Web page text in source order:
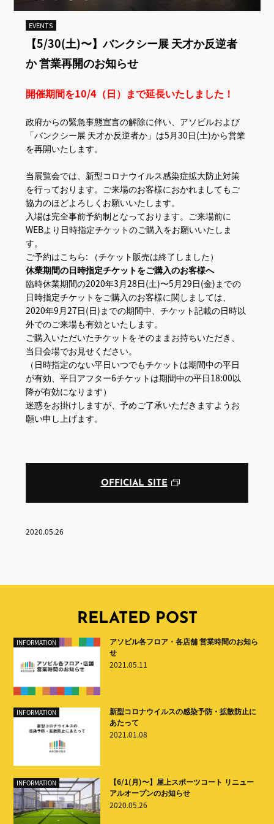
EVENTS
【5/30(土)〜】バンクシー展 天才か反逆者
か 営業再開のお知らせ
開催期間を10/4（日）まで延長いたしました！
政府からの緊急事態宣言の解除に伴い、アソビルおよび
「バンクシー展 天才か反逆者か」は5月30日(土)から営業
を再開いたします。
当展覧会では、新型コロナウイルス感染症拡大防止対策
を行っております。ご来場のお客様におかれましてもご
協力のほどよろしくお願いいたします。
入場は完全事前予約制となっております。ご来場前に
WEBより日時指定チケットのご購入をお願いいたしま
す。
ご予約はこちら: （チケット販売は終了しました）
休業期間の日時指定チケットをご購入のお客様へ
臨時休業期間の2020年3月28日(土)〜5月29日(金)までの
日時指定チケットをご購入のお客様に関しましては、
2020年9月27日(日)までの期間中、チケット記載の日時以
外でのご来場も有効といたします。
ご購入いただいたチケットをそのままお持ちいただき、
当日会場でお見せください。
（日時指定のない平日いつでもチケットは期間中の平日
が有効、平日アフター6チケットは期間中の平日18:00以
降が有効になります）
迷惑をお掛けしますが、予めご了承いただきますようお
願い申し上げます。
OFFICIAL SITE
2020.05.26
RELATED POST
INFORMATION
アソビル各フロア・各店舗 営業時間のお知ら
せ
2021.05.11
INFORMATION
新型コロナウイルスの感染予防・拡散防止に
あたって
2021.01.08
INFORMATION
【6/1(月)〜】屋上スポーツコート リニュー
アルオープンのお知らせ
2020.05.26